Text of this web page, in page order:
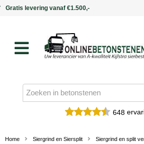
Binnen 5 werkdagen in
648
Home Siergrind en Siersplit Siergrind en split